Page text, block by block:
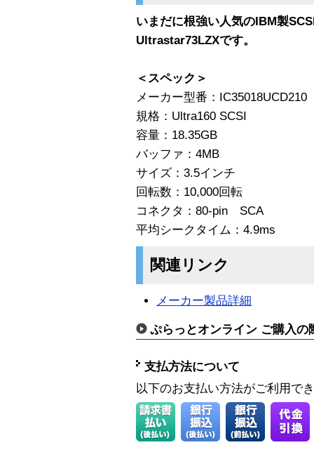
いまだに根強い人気のIBM製
Ultrastar73LZXです。
＜スペック＞
メーカー型番：IC35018UCD210
規格：Ultra160 SCSI
容量：18.35GB
バッファ：4MB
サイズ：3.5インチ
回転数：10,000回転
コネクタ：80-pin SCA
平均シークタイム：4.9ms
関連リンク
メーカー製品詳細
ぷらっとオンライン ご購入の
支払方法について
以下のお支払い方法がご利用で